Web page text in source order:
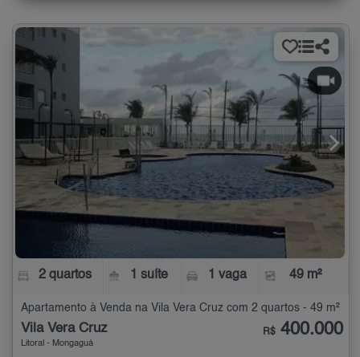
2 quartos 1 suíte 1 vaga 49 m²
Apartamento à Venda na Vila Vera Cruz com 2 quartos - 49 m²
Vila Vera Cruz
Litoral - Mongaguá
R$ 400.000